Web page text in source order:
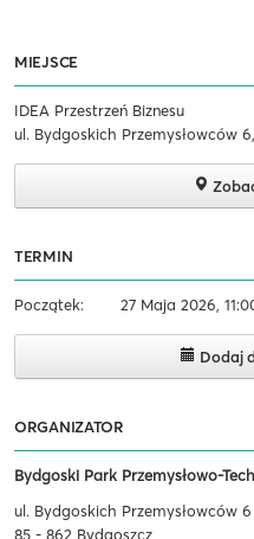
MIEJSCE
IDEA Przestrzeń Biznesu
ul. Bydgoskich Przemysłowców
TERMIN
Początek: 27 Maja 2026,
Dodaj
ORGANIZATOR
Bydgoski Park Przemysłowo-
ul. Bydgoskich Przemysłowców 6
85 - 862 Bydgoszcz